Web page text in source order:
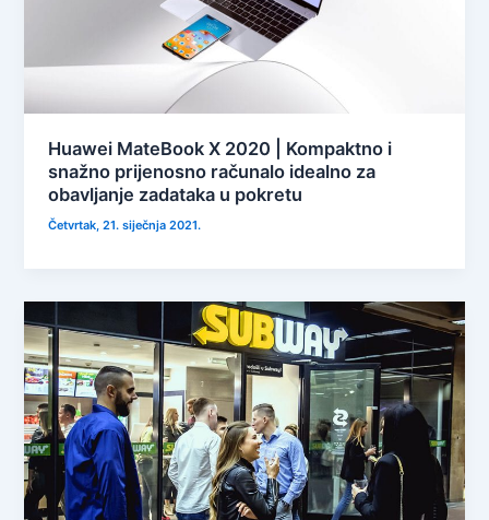
Huawei MateBook X 2020 | Kompaktno i
snažno prijenosno računalo idealno za
obavljanje zadataka u pokretu
Četvrtak, 21. siječnja 2021.